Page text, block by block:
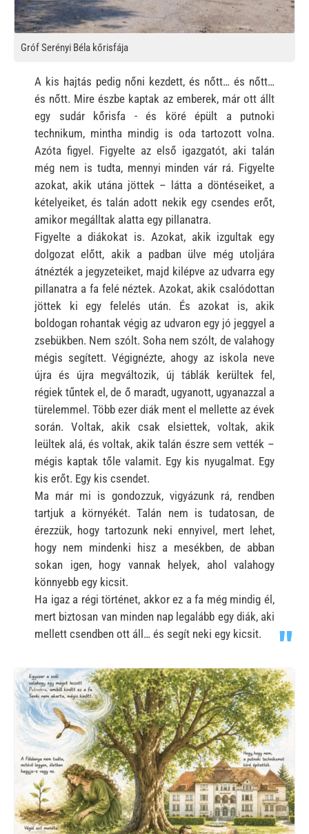
Gróf Serényi Béla kőrisfája
A kis hajtás pedig nőni kezdett, és nőtt… és nőtt…
és nőtt. Mire észbe kaptak az emberek, már ott állt
egy sudár kőrisfa - és köré épült a putnoki
technikum, mintha mindig is oda tartozott volna.
Azóta figyel. Figyelte az első igazgatót, aki talán
még nem is tudta, mennyi minden vár rá. Figyelte
azokat, akik utána jöttek – látta a döntéseiket, a
kételyeiket, és talán adott nekik egy csendes erőt,
amikor megálltak alatta egy pillanatra.
Figyelte a diákokat is. Azokat, akik izgultak egy
dolgozat előtt, akik a padban ülve még utoljára
átnézték a jegyzeteiket, majd kilépve az udvarra egy
pillanatra a fa felé néztek. Azokat, akik csalódottan
jöttek ki egy felelés után. És azokat is, akik
boldogan rohantak végig az udvaron egy jó jeggyel a
zsebükben. Nem szólt. Soha nem szólt, de valahogy
mégis segített. Végignézte, ahogy az iskola neve
újra és újra megváltozik, új táblák kerültek fel,
régiek tűntek el, de ő maradt, ugyanott, ugyanazzal a
türelemmel. Több ezer diák ment el mellette az évek
során. Voltak, akik csak elsiettek, voltak, akik
leültek alá, és voltak, akik talán észre sem vették –
mégis kaptak tőle valamit. Egy kis nyugalmat. Egy
kis erőt. Egy kis csendet.
Ma már mi is gondozzuk, vigyázunk rá, rendben
tartjuk a környékét. Talán nem is tudatosan, de
érezzük, hogy tartozunk neki ennyivel, mert lehet,
hogy nem mindenki hisz a mesékben, de abban
sokan igen, hogy vannak helyek, ahol valahogy
könnyebb egy kicsit.
Ha igaz a régi történet, akkor ez a fa még mindig él,
mert biztosan van minden nap legalább egy diák, aki
mellett csendben ott áll… és segít neki egy kicsit.
Kép